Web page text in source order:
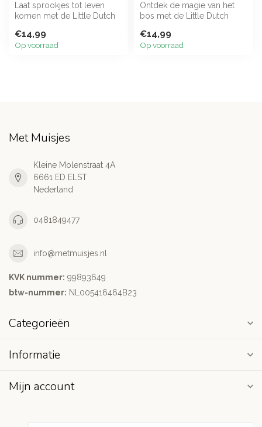
Laat sprookjes tot leven
komen met de Little Dutch
...
€14,99
Op voorraad
Ontdek de magie van het
bos met de Little Dutch
Friends! D...
€14,99
Op voorraad
Met Muisjes
Kleine Molenstraat 4A
6661 ED ELST
Nederland
0481849477
info@metmuisjes.nl
KVK nummer: 99893649
btw-nummer: NL005416464B23
Categorieën
Informatie
Mijn account